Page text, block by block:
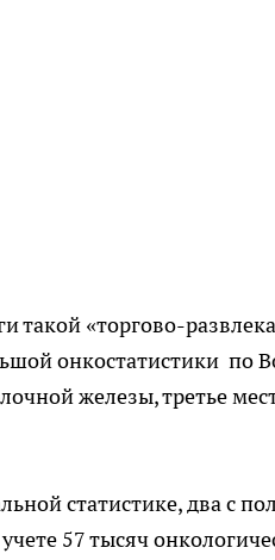
такой «торгово-
онкостатистики по
железы, третье
статистике, два с
57 тысяч